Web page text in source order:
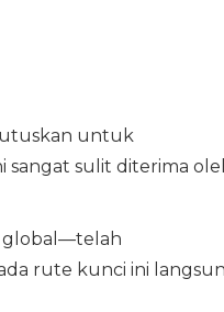
untuk
sangat sulit diterima
global—telah
rute kunci ini